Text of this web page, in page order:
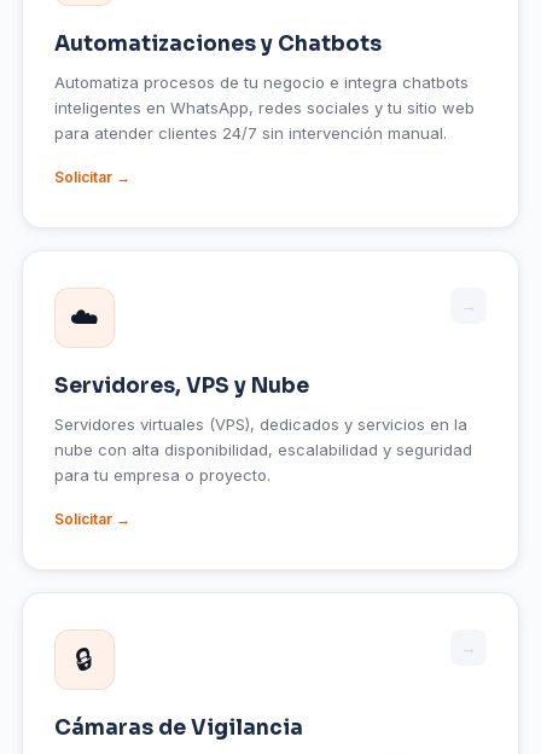
Automatizaciones y Chatbots
Automatiza procesos de tu negocio e integra chatbots
inteligentes en WhatsApp, redes sociales y tu sitio web
para atender clientes 24/7 sin intervención manual.
Solicitar →
☁️ →
Servidores, VPS y Nube
Servidores virtuales (VPS), dedicados y servicios en la
nube con alta disponibilidad, escalabilidad y seguridad
para tu empresa o proyecto.
Solicitar →
🔒 →
Cámaras de Vigilancia